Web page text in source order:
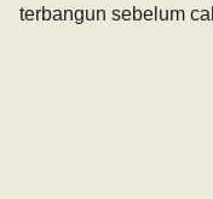
terbangun sebelum